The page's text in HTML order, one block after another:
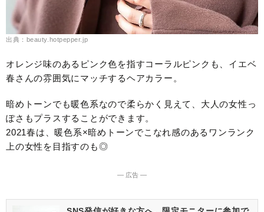
出典：beauty.hotpepper.jp
オレンジ味のあるピンク色を指すコーラルピンクも、イエベ
春さんの雰囲気にマッチするヘアカラー。
暗めトーンでも暖色系なので柔らかく見えて、大人の女性っ
ぽさもプラスすることができます。
2021春は、暖色系×暗めトーンでこなれ感のあるワンランク
上の女性を目指すのも◎
― 広告 ―